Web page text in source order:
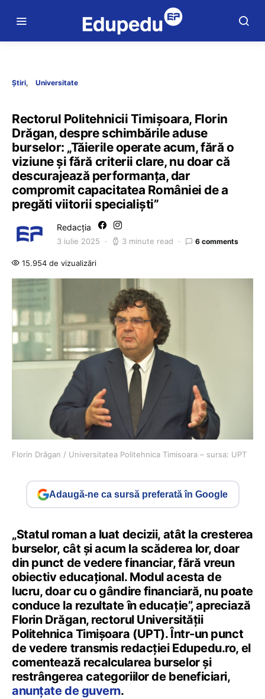
Știri Universitate
Rectorul Politehnicii Timișoara, Florin
Drăgan, despre schimbările aduse
burselor: „Tăierile operate acum, fără o
viziune și fără criterii clare, nu doar că
descurajează performanța, dar
compromit capacitatea României de a
pregăti viitorii specialiști”
Redacția
3 iulie 2025 3 minute read 6 comments
15.954 de vizualizări
Florin Drăgan / Universitatea Politehnica Timisoara – sursa: UPT
Adaugă-ne ca sursă preferată în Google
„Statul roman a luat decizii, atât la cresterea
burselor, cât și acum la scăderea lor, doar
din punct de vedere financiar, fără vreun
obiectiv educațional. Modul acesta de
lucru, doar cu o gândire financiară, nu poate
conduce la rezultate în educație”, apreciază
Florin Drăgan, rectorul Universității
Politehnica Timișoara (UPT). Într-un punct
de vedere transmis redacției Edupedu.ro, el
comentează recalcularea burselor și
restrângerea categoriilor de beneficiari,
anunțate de guvern.